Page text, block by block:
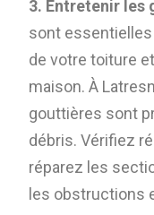
3. Entretenir les
sont essentielles
de votre toiture
maison. À
gouttières sont
débris. Vérifiez
réparez les
les obstructions